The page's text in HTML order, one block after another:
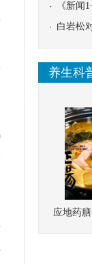
协同
《新闻
医救治
白岩松
养生科
应地药